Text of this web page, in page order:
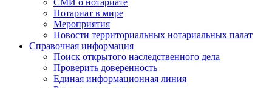
Нотариат в мире
Мероприятия
Новости территориальных нотариальных палат
Справочная информация
Поиск открытого наследственного дела
Проверить доверенность
Единая информационная линия